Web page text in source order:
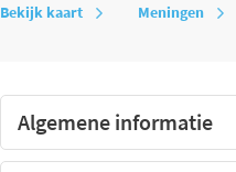
Bekijk kaart Meningen
Algemene informatie